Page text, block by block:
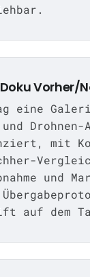
Vorher/
eine
Drohnen-
mit
und
auf dem